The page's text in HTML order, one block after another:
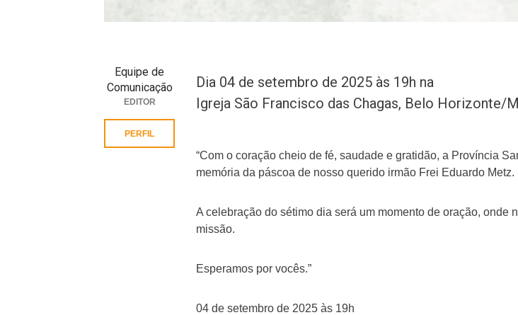
Dia 04 de setembro de 2025 às 19h na
Igreja São Francisco das Chagas, Belo Horizonte/
“Com o coração cheio de fé, saudade e gratidão, a Província
memória da páscoa de nosso querido irmão Frei Eduardo Metz.
A celebração do sétimo dia será um momento de oração,
missão.
Esperamos por vocês.”
04 de setembro de 2025 às 19h
Equipe de
Comunicação
EDITOR
PERFIL